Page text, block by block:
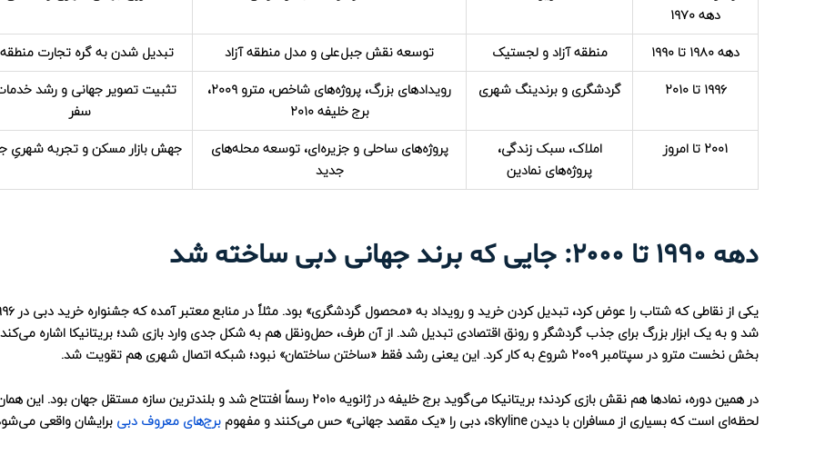
دهه ۱۹۷۰
دهه ۱۹۸۰ تا ۱۹۹۰ منطقه آزاد و لجستیک توسعه نقش جبل‌علی و مدل منطقه آزاد
تبدیل شدن به گره تجارت
۱۹۹۶ تا ۲۰۱۰
گردشگری و برندینگ شهری
رویدادهای بزرگ، پروژه‌های شاخص، مترو ۲۰۰۹،
برج خلیفه ۲۰۱۰
تثبیت تصویر جهانی و رشد
سفر
۲۰۰۱ تا امروز
املاک، سبک زندگی،
پروژه‌های نمادین
پروژه‌های ساحلی و جزیره‌ای، توسعه محله‌های
جدید
جهش بازار مسکن و تجربه شهریِ
دهه ۱۹۹۰ تا ۲۰۰۰: جایی که برند جهانی دبی ساخته شد
شد و به یک ابزار بزرگ برای جذب گردشگر و رونق اقتصادی تبدیل شد. از آن طرف، حمل‌ونقل هم به شکل جدی وارد بازی شد؛ بریتانیکا اشاره
بخش نخست مترو در سپتامبر ۲۰۰۹ شروع به کار کرد. این یعنی رشد فقط «ساختن ساختمان» نبود؛ شبکه اتصال شهری هم تقویت شد.
در همین دوره، نمادها هم نقش بازی کردند؛ بریتانیکا می‌گوید برج خلیفه در ژانویه ۲۰۱۰ رسماً افتتاح شد و بلندترین سازه مستقل جهان بود. این
لحظه‌ای است که بسیاری از مسافران با دیدن skyline، دبی را «یک مقصد جهانی» حس می‌کنند و مفهوم
برج‌های معروف دبی برایشان واقعی